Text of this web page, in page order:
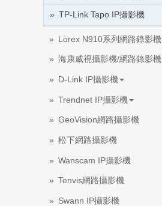
TP-Link Tapo IP攝影機
Lorex N910系列網路錄影機
海康威視攝影機/網路錄影機
D-Link IP攝影機
Trendnet IP攝影機
GeoVision網路攝影機
松下網路攝影機
Wanscam IP攝影機
Tenvis網路攝影機
Swann IP攝影機